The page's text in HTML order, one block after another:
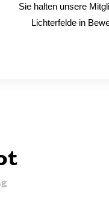
Sie halten unsere
Lichterfelde in